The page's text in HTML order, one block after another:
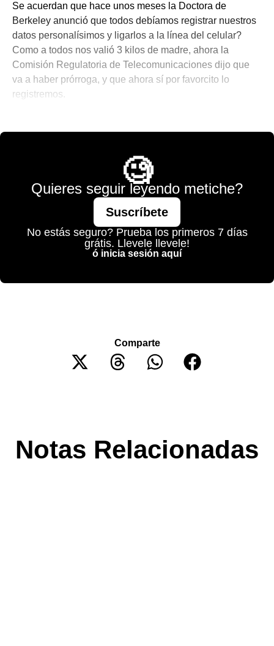
Se acuerdan que hace unos meses la Doctora de
Berkeley anunció que todos debíamos registrar nuestros
datos personalísimos y ligarlos a la línea del celular?
Como a todos nos valió 3 kilos de madre, ahora la
Comisión Regulatoria de Telecomunicaciones dijo que
va a haber prórroga, y que ahora sí por favorcito lo
registremos.
🧐
Quieres seguir leyendo metiche?
Suscríbete
No estás seguro? Prueba los primeros 7 días
grátis. Llevele llevele!
ó inicia sesión aquí
Comparte
Notas Relacionadas